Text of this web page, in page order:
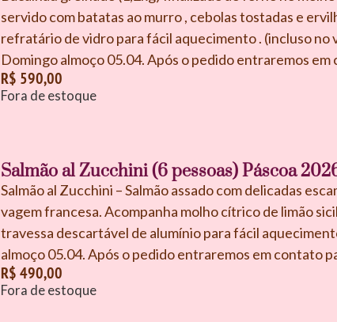
servido com batatas ao murro , cebolas tostadas e
refratário de vidro para fácil aquecimento . (incluso
Domingo almoço 05.04. Após o pedido entraremos
R$ 590,00
Fora de estoque
Salmão al Zucchini (6 pessoas) Páscoa
Salmão al Zucchini – Salmão assado com delicadas
vagem francesa. Acompanha molho cítrico de limão
travessa descartável de alumínio para fácil
almoço 05.04. Após o pedido entraremos em contato
R$490,00
Fora de estoque